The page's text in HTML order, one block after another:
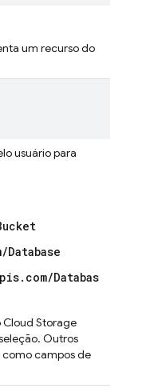
um recurso do
usuário para
Databas
Cloud Storage
Outros
como campos de